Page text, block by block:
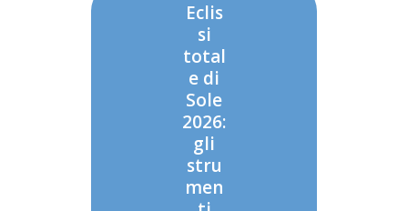
Eclis
si
total
e di
Sole
2026:
gli
stru
men